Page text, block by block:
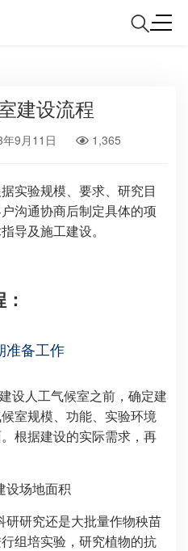
建设流程
9月11日 1,365
实验规模、要求、研究目
沟通协商后制定具体的项
导及施工建设。
准备工作
设人工气候室之前，确定建
室规模、功能、实验环境
根据建设的实际需求，再
设场地面积
研研究还是大批量作物秧苗
组培实验，研究植物的抗